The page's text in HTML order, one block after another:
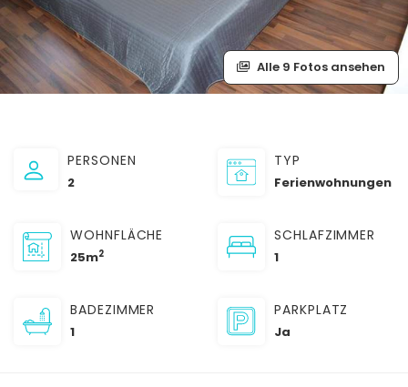
Alle 9 Fotos ansehen
PERSONEN
2
TYP
Ferienwohnungen
WOHNFLÄCHE
25m2
SCHLAFZIMMER
1
BADEZIMMER
1
PARKPLATZ
Ja